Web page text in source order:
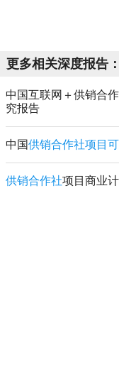
更多相关深度报告：
中国互联网＋供销合
究报告
中国供销合作社项目
供销合作社项目商业